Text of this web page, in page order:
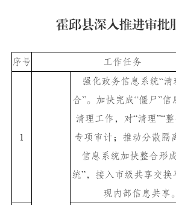
霍邱县深入推进审批
序号 工作任务
1
强化政务信息系统“清
合”。加快完成“僵尸”信
清理工作，对“清理”“
专项审计；推动分散隔
信息系统加快整合形
统”，接入市级共享交换
现内部信息共享